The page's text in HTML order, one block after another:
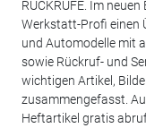
RÜCKRUFE. Im
Werkstatt-Profi einen
und Automodelle mit
sowie Rückruf- und
wichtigen Artikel,
zusammengefasst.
Heftartikel gratis